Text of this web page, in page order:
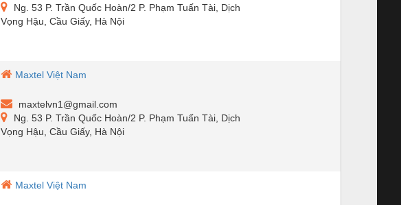
Ng. 53 P. Trần Quốc Hoàn/2 P. Phạm Tuấn Tài, Dịch
Vọng Hậu, Cầu Giấy, Hà Nội
Maxtel Việt Nam
maxtelvn1@gmail.com
Ng. 53 P. Trần Quốc Hoàn/2 P. Phạm Tuấn Tài, Dịch
Vọng Hậu, Cầu Giấy, Hà Nội
Maxtel Việt Nam